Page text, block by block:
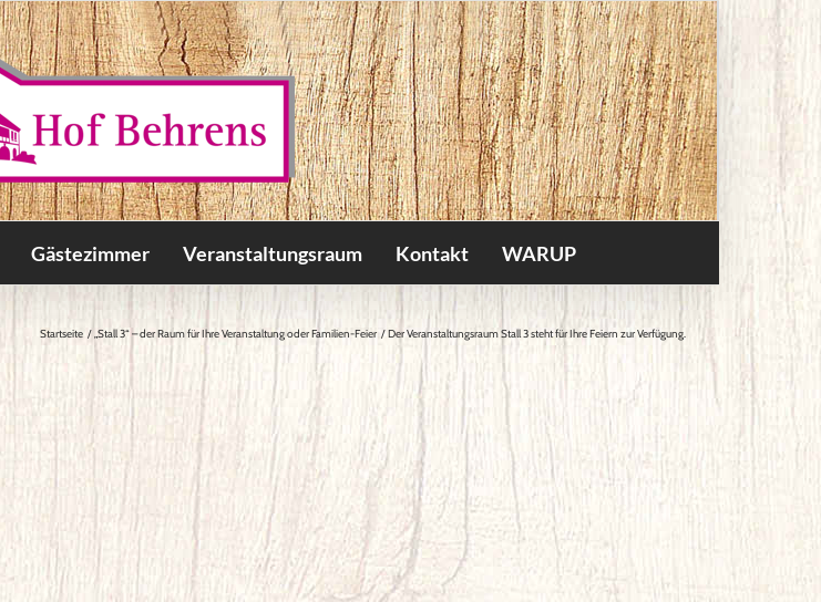
Gästezimmer Veranstaltungsraum Kontakt WARUP
Startseite „Stall 3“ – der Raum für Ihre Veranstaltung oder Familien-Feier Der Veranstaltungsraum Stall 3 steht für Ihre Feiern zur Verfügung.